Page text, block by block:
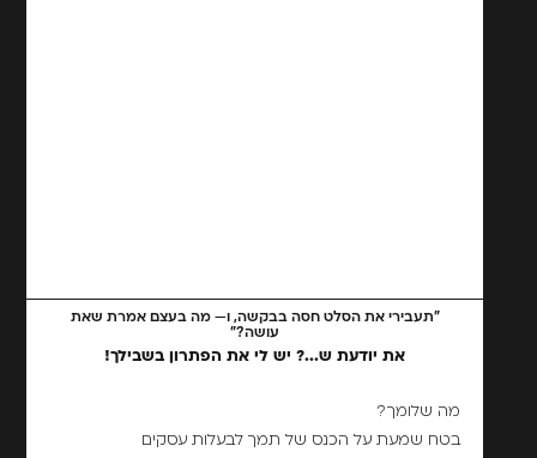
"תעבירי את הסלט חסה בבקשה, ו— מה בעצם אמרת שאת
עושה?"
את יודעת ש...? יש לי את הפתרון בשבילך!
מה שלומך?
בטח שמעת על הכנס של תמך לבעלות עסקים